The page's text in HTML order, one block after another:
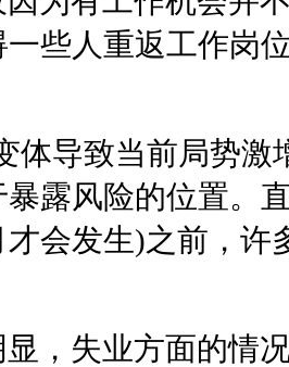
些人重返工作岗
体导致当前局势
露风险的位置。
才会发生)之前，
，失业方面的情